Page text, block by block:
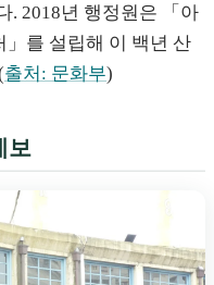
. 2018년 행정원은 「아
를 설립해 이 백년 산
출처: 문화부)
보